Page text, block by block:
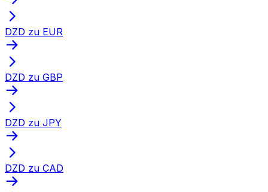
DZD zu EUR
DZD zu GBP
DZD zu JPY
DZD zu CAD